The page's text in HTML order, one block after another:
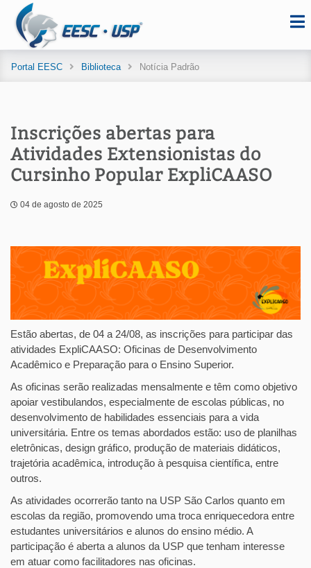
Portal EESC Biblioteca Notícia Padrão
Inscrições abertas para
Atividades Extensionistas do
Cursinho Popular ExpliCAASO
04 de agosto de 2025
Estão abertas, de 04 a 24/08, as inscrições para participar das
atividades ExpliCAASO: Oficinas de Desenvolvimento
Acadêmico e Preparação para o Ensino Superior.
As oficinas serão realizadas mensalmente e têm como objetivo
apoiar vestibulandos, especialmente de escolas públicas, no
desenvolvimento de habilidades essenciais para a vida
universitária. Entre os temas abordados estão: uso de planilhas
eletrônicas, design gráfico, produção de materiais didáticos,
trajetória acadêmica, introdução à pesquisa científica, entre
outros.
As atividades ocorrerão tanto na USP São Carlos quanto em
escolas da região, promovendo uma troca enriquecedora entre
estudantes universitários e alunos do ensino médio. A
participação é aberta a alunos da USP que tenham interesse
em atuar como facilitadores nas oficinas.